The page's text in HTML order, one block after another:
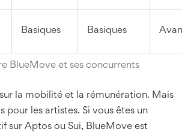
BlueMove et ses concurrents
Basiques Basiques
la mobilité et la rémunération. Mais
pour les artistes. Si vous êtes un
sur Aptos ou Sui, BlueMove est